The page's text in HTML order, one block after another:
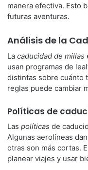
manera efectiva. Esto
futuras aventuras.
Análisis de la
La caducidad de millas
usan programas de
distintas sobre cuánto
reglas puede cambiar
Políticas de
Las políticas de
Algunas aerolíneas
otras son más cortas.
planear viajes y usar